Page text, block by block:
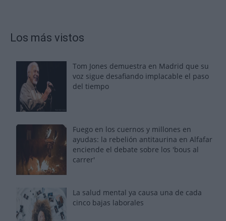
Los más vistos
Tom Jones demuestra en Madrid que su
voz sigue desafiando implacable el paso
del tiempo
Fuego en los cuernos y millones en
ayudas: la rebelión antitaurina en Alfafar
enciende el debate sobre los 'bous al
carrer'
La salud mental ya causa una de cada
cinco bajas laborales